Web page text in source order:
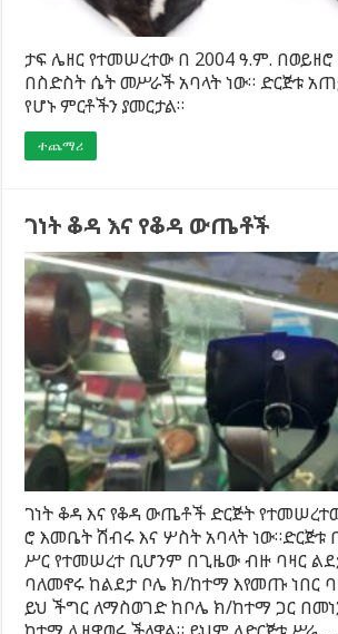
ታፍ ሌዘር የተመሠረተው በ 2004 ዓ.ም. በወይዘሮ
በስድስት ሴት መሥራች አባላት ነው። ድርጅቱ
የሆኑ ምርቶችን ያመርታል።
ተጨማሪ
ገነት ቆዳ እና የቆዳ ውጤቶች
ገነት ቆዳ እና የቆዳ ውጤቶች ድርጅት
ሮ እመቤት ሽብሩ እና ሦስት አባላት ነው።ድርጅቱ
ሥር የተመሠረተ ቢሆንም በጊዜው ብዙ ባዛር
ባለመኖሩ ከልደታ ቦሌ ክ/ከተማ እየመጡ ነበር
ይህ ችግር ለማስወገድ ከቦሌ ክ/ከተማ ጋር